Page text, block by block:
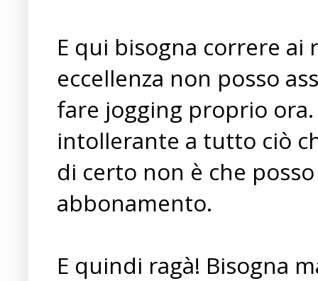
E qui bisogna correre
eccellenza non posso
fare jogging proprio
intollerante a tutto ciò
di certo non è che
abbonamento.
E quindi ragà! Bisogna